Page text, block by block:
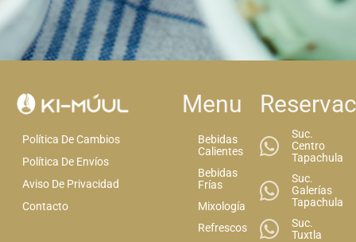
Política De Cambios
Política De Envíos
Aviso De Privacidad
Contacto
Menu
Bebidas
Calientes
Bebidas
Frías
Mixología
Refrescos
Suc.
Centro
Tapachula
Suc.
Galerías
Tapachula
Suc.
Tuxtla